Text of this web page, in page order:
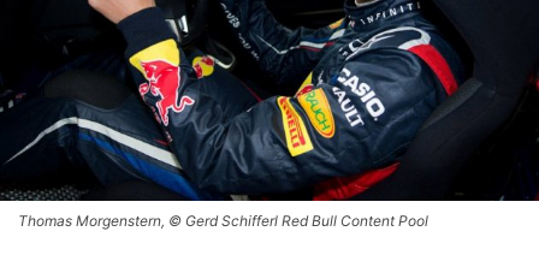
Thomas Morgenstern, © Gerd Schifferl Red Bull Content Pool